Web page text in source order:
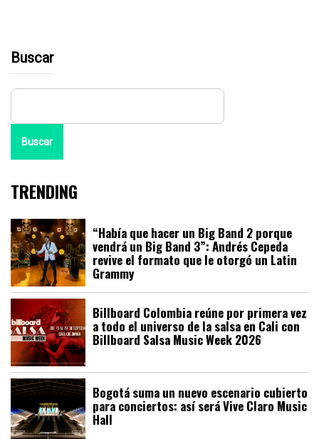
Buscar
Buscar
TRENDING
“Había que hacer un Big Band 2 porque
vendrá un Big Band 3”: Andrés Cepeda
revive el formato que le otorgó un Latin
Grammy
Billboard Colombia reúne por primera vez
a todo el universo de la salsa en Cali con
Billboard Salsa Music Week 2026
Bogotá suma un nuevo escenario cubierto
para conciertos: así será Vive Claro Music
Hall